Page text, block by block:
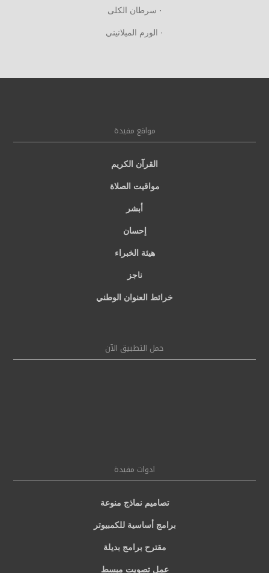
· سرطان الكلى
· الورم الميلانيني
مواقع مفيدة
القرآن الكريم
مواقيت الصلاة
أبشر
إحسان
هيئة الخبراء
ناجز
خرائط العنوان الوطني
حمل التطبيق الآن
ادوات مفيدة
تصاميم نماذج منوعة
برامج أساسية للكمبيوتر
مقترح برامج بديلة
عمل تصويت مبسط